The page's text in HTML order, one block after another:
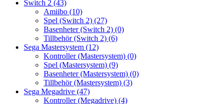
Switch 2 (43)
Amiibo (10)
Spel (Switch 2) (27)
Basenheter (Switch 2) (0)
Tillbehör (Switch 2) (6)
Sega Mastersystem (12)
Kontroller (Mastersystem) (0)
Spel (Mastersystem) (9)
Basenheter (Mastersystem) (0)
Tillbehör (Mastersystem) (3)
Sega Megadrive (47)
Kontroller (Megadrive) (4)